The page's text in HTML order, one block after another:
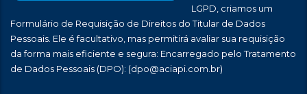
LGPD, criamos um
Formulário de Requisição de Direitos do Titular de Dados
Pessoais. Ele é facultativo, mas permitirá avaliar sua requisição
da forma mais eficiente e segura: Encarregado pelo Tratamento
de Dados Pessoais (DPO): (dpo@aciapi.com.br)